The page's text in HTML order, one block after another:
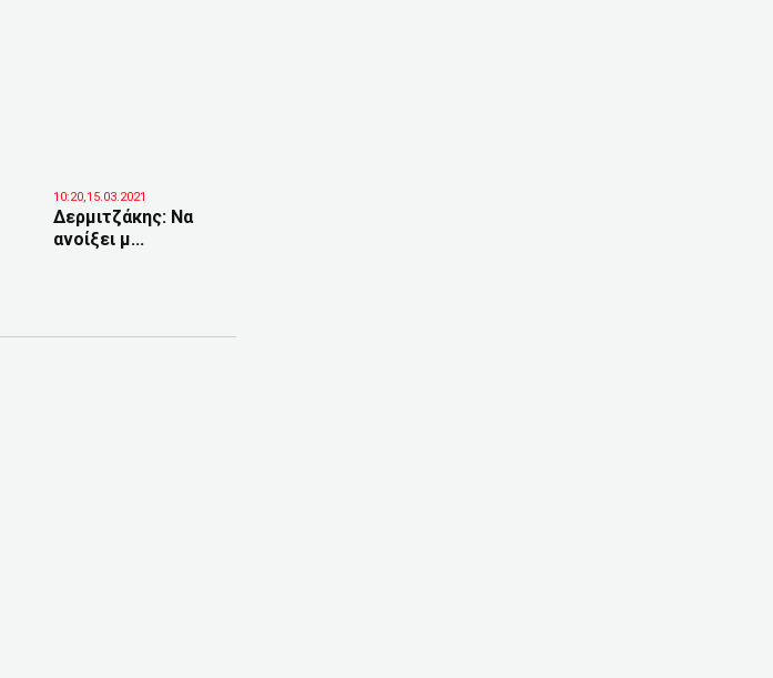
10:20,15.03.2021
Δερμιτζάκης: Να
ανοίξει μ...